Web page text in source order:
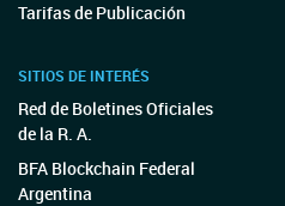
Tarifas de Publicación
SITIOS DE INTERÉS
Red de Boletines Oficiales
de la R. A.
BFA Blockchain Federal
Argentina